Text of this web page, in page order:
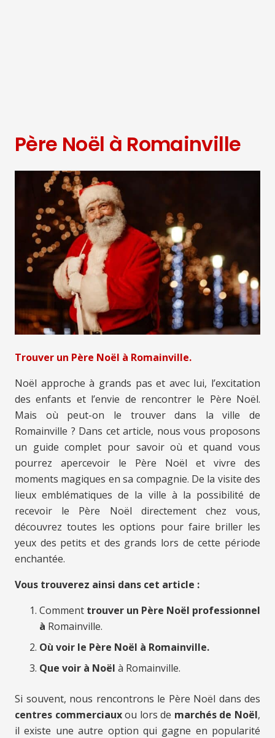
Père Noël à Romainville
Trouver un Père Noël à Romainville.
Noël approche à grands pas et avec lui, l’excitation
des enfants et l’envie de rencontrer le Père Noël.
Mais où peut-on le trouver dans la ville de
Romainville ? Dans cet article, nous vous proposons
un guide complet pour savoir où et quand vous
pourrez apercevoir le Père Noël et vivre des
moments magiques en sa compagnie. De la visite des
lieux emblématiques de la ville à la possibilité de
recevoir le Père Noël directement chez vous,
découvrez toutes les options pour faire briller les
yeux des petits et des grands lors de cette période
enchantée.
Vous trouverez ainsi dans cet article :
Comment trouver un Père Noël professionnel
à Romainville.
Où voir le Père Noël à Romainville.
Que voir à Noël à Romainville.
Si souvent, nous rencontrons le Père Noël dans des
centres commerciauxou lors de marchés de Noël,
il existe une autre option qui gagne en popularité